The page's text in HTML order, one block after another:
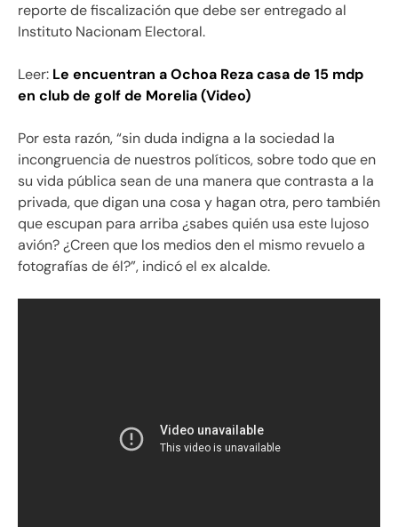
reporte de fiscalización que debe ser entregado al
Instituto Nacionam Electoral.
Leer: Le encuentran a Ochoa Reza casa de 15 mdp
en club de golf de Morelia (Video)
Por esta razón, “sin duda indigna a la sociedad la
incongruencia de nuestros políticos, sobre todo que en
su vida pública sean de una manera que contrasta a la
privada, que digan una cosa y hagan otra, pero también
que escupan para arriba ¿sabes quién usa este lujoso
avión? ¿Creen que los medios den el mismo revuelo a
fotografías de él?”, indicó el ex alcalde.